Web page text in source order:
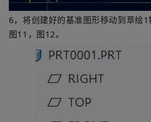
6，将创建好的基准图形移动到草绘
图11，图12。